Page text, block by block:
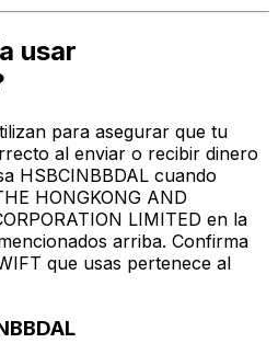
usar
para asegurar que tu
al enviar o recibir dinero
HSBCINBBDAL cuando
HONGKONG AND
LIMITED en la
arriba. Confirma
que usas pertenece al